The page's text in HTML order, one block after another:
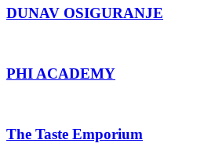
DUNAV OSIGURANJE
PHI ACADEMY
The Taste Emporium